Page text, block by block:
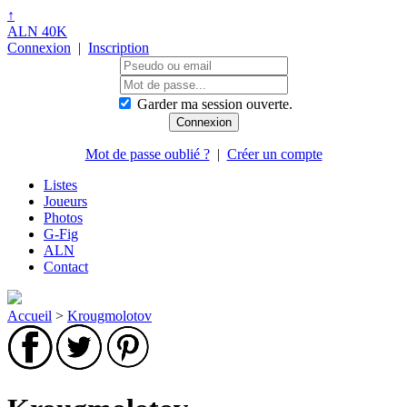
↑
ALN 40K
Connexion | Inscription
Garder ma session ouverte.
Mot de passe oublié ?| Créer un compte
Listes
Joueurs
Photos
G-Fig
ALN
Contact
Accueil > Krougmolotov